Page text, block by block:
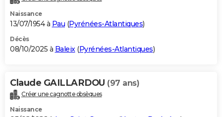
Dictionnaire
Biographies
Citations
Expressions
Proverbes
PROGRAMME TV
S'inscrire
Se connecter
Lycées
Collèges
Primaires
Universités
Entreprises
Service militaire
Avis de recherche
AVIS DE DÉCÈS
Bricolage
Lifestyle
Culture
Sport
Auto
Television
Voyage
Cinema
Naissance
13/07/1954 à Pau (Pyrénées-Atlantiques)
Décès
08/10/2025 à Baleix(Pyrénées-Atlantiques)
Claude GAILLARDOU (97 ans)
Créer une cagnotte obsèques
Naissance